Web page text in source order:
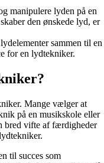
manipulere lyden på en
den ønskede lyd, er
sammen til en
for en lydtekniker.
Mange vælger at
på en musikskole eller
bred vifte af færdigheder
til succes som